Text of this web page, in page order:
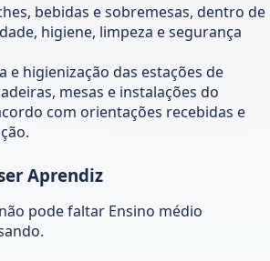
bebidas e sobremesas, dentro de
higiene, limpeza e segurança
e higienização das estações de
mesas e instalações do
com orientações recebidas e
Aprendiz
pode faltar Ensino médio